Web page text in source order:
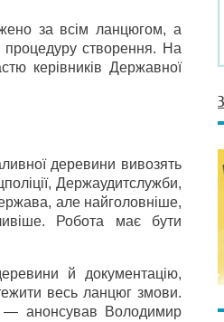
за всім ланцюгом, а
створення. На
керівників Державної
деревини вивозять
Держаудитслужби,
але найголовніше,
Робота має бути
й документацію,
весь ланцюг змови.
— анонсував Володимир